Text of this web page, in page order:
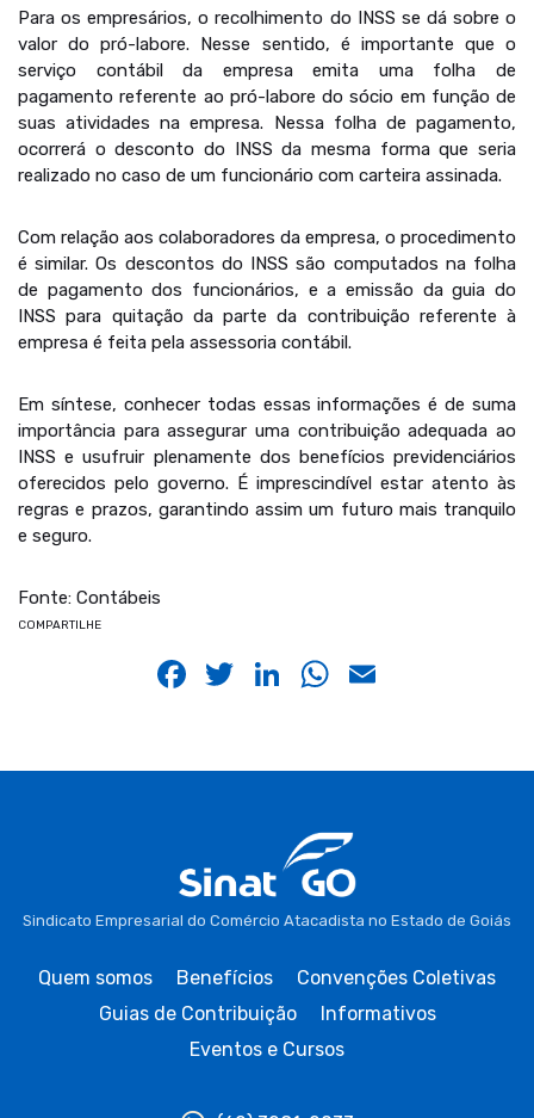
Para os empresários, o recolhimento do INSS se dá sobre o
valor do pró-labore. Nesse sentido, é importante que o
serviço contábil da empresa emita uma folha de
pagamento referente ao pró-labore do sócio em função de
suas atividades na empresa. Nessa folha de pagamento,
ocorrerá o desconto do INSS da mesma forma que seria
realizado no caso de um funcionário com carteira assinada.
Com relação aos colaboradores da empresa, o procedimento
é similar. Os descontos do INSS são computados na folha
de pagamento dos funcionários, e a emissão da guia do
INSS para quitação da parte da contribuição referente à
empresa é feita pela assessoria contábil.
Em síntese, conhecer todas essas informações é de suma
importância para assegurar uma contribuição adequada ao
INSS e usufruir plenamente dos benefícios previdenciários
oferecidos pelo governo. É imprescindível estar atento às
regras e prazos, garantindo assim um futuro mais tranquilo
e seguro.
Fonte: Contábeis
COMPARTILHE
Facebook
Twitter
LinkedIn
WhatsApp
Sindicato Empresarial do Comércio Atacadista no Estado de Goiás
Quem somos Benefícios
Convenções Coletivas
Guias de Contribuição
Informativos
Eventos e Cursos